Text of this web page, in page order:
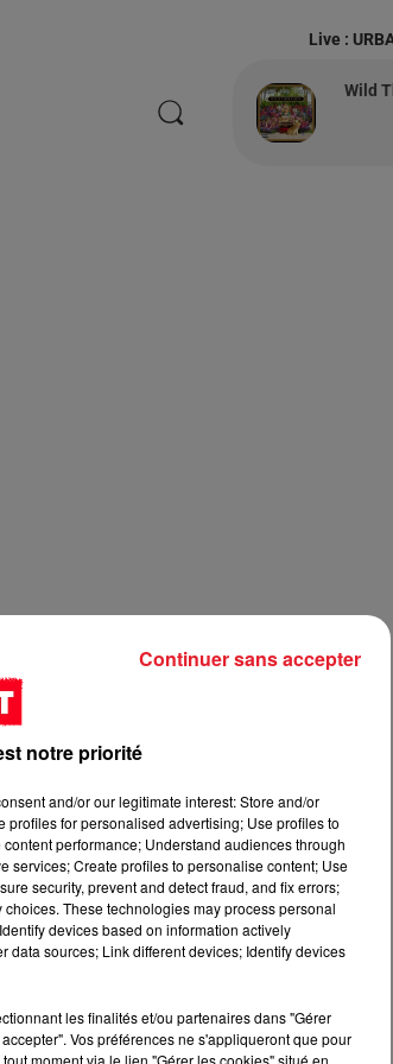
Live :
Wild
2 min 57 sec
notre priorité
and/or our legitimate interest: Store and/or
for personalised advertising; Use profiles to
performance; Understand audiences through
services; Create profiles to personalise content; Use
security, prevent and detect fraud, and fix errors;
These technologies may process personal
devices based on information actively
sources; Link different devices; Identify devices
les finalités et/ou partenaires dans "Gérer
Vos préférences ne s'appliqueront que pour
moment via le lien "Gérer les cookies" situé en
Continuer sans accepter